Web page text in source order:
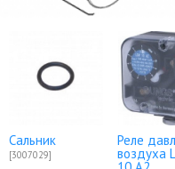
Сальник
[3007029]
Реле
воздуха